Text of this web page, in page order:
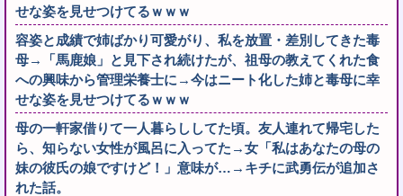
せな姿を見せつけてるｗｗｗ
容姿と成績で姉ばかり可愛がり、私を放置・差別してきた毒
母→「馬鹿娘」と見下され続けたが、祖母の教えてくれた食
への興味から管理栄養士に→今はニート化した姉と毒母に幸
せな姿を見せつけてるｗｗｗ
母の一軒家借りて一人暮らししてた頃。友人連れて帰宅した
ら、知らない女性が風呂に入ってた→女「私はあなたの母の
妹の彼氏の娘ですけど！」意味が…→キチに武勇伝が追加さ
れた話。